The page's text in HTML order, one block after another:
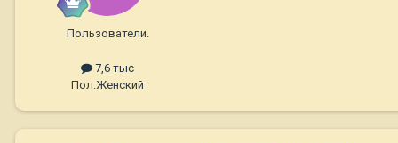
Пользователи.
7,6 тыс
Пол:Женский